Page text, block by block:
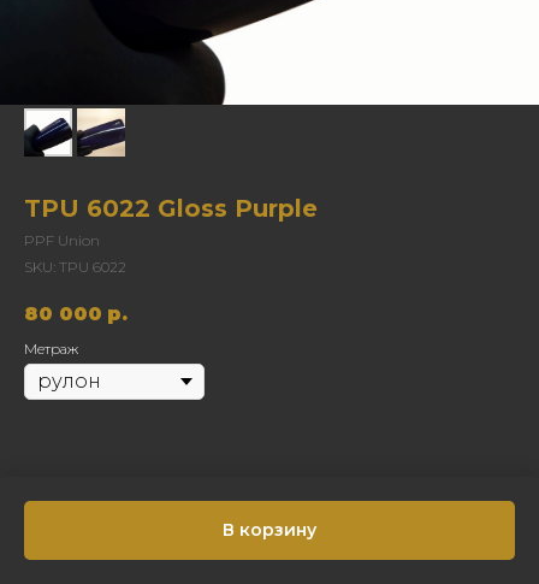
TPU 6022 Gloss Purple
PPF Union
SKU: TPU 6022
80 000 р.
Метраж
В корзину